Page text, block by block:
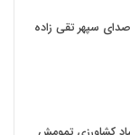
سپهر تقی زاده